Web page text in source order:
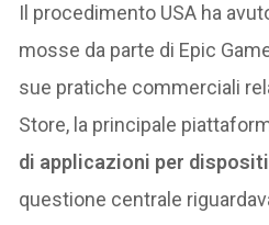
Il procedimento USA ha
mosse da parte di Epic
sue pratiche commerciali
Store, la principale
di applicazioni per
questione centrale